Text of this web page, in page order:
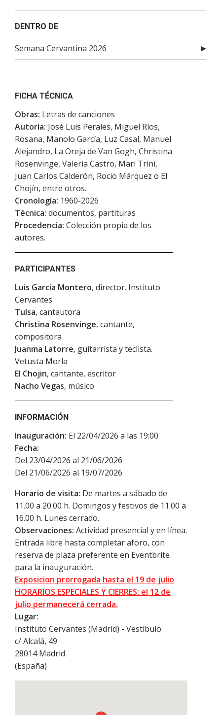
DENTRO DE
Semana Cervantina 2026
FICHA TÉCNICA
Obras: Letras de canciones
Autoría: José Luis Perales, Miguel Ríos,
Rosana, Manolo García, Luz Casal, Manuel
Alejandro, La Oreja de Van Gogh, Christina
Rosenvinge, Valeria Castro, Mari Trini,
Juan Carlos Calderón, Rocio Márquez o El
Chojín, entre otros.
Cronología: 1960-2026
Técnica: documentos, partituras
Procedencia: Colección propia de los
autores.
PARTICIPANTES
Luis García Montero, director. Instituto
Cervantes
Tulsa, cantautora
Christina Rosenvinge, cantante,
compositora
Juanma Latorre, guitarrista y teclista.
Vetusta Morla
El Chojin, cantante, escritor
Nacho Vegas, músico
INFORMACIÓN
Inauguración: El 22/04/2026 a las 19:00
Fecha:
Del 23/04/2026 al 21/06/2026
Del 21/06/2026 al 19/07/2026
Horario de visita: De martes a sábado de
11.00 a 20.00 h. Domingos y festivos de 11.00 a
16.00 h. Lunes cerrado.
Observaciones: Actividad presencial y en línea.
Entrada libre hasta completar aforo, con
reserva de plaza preferente en Eventbrite
para la inauguración.
Exposicion prorrogada hasta el 19 de julio
HORARIOS ESPECIALES Y CIERRES: el 12 de
julio permanecerá cerrada.
Lugar:
Instituto Cervantes (Madrid) - Vestíbulo
c/ Alcalá, 49
28014Madrid
(España)